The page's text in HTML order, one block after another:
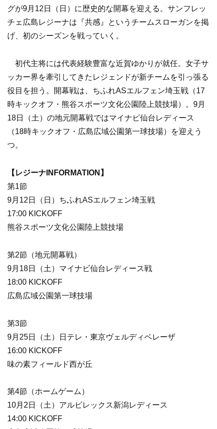
グが9月12日（日）に歴史的な開幕を迎える。サンフレッ
チェ広島レジーナは『共感』というチームスローガンを掲
げ、初のシーズンを戦っていく。
初代主将には代表経験豊富な近賀ゆかりが就任。女子サ
ッカー界を牽引してきたレジェンドが新チームを引っ張る
役目を担う。開幕戦は、ちふれASエルフェン埼玉戦（17
時キックオフ・熊谷スポーツ文化公園陸上競技場）。9月
18日（土）の地元開幕戦ではマイナビ仙台レディース
（18時キックオフ・広島広域公園第一球技場）を迎えう
つ。
【レジーナINFORMATION】
第1節
9月12日（日）ちふれASエルフェン埼玉戦
17:00 KICKOFF
熊谷スポーツ文化公園陸上競技場
第2節（地元開幕戦）
9月18日（土）マイナビ仙台レディース戦
18:00 KICKOFF
広島広域公園第一球技場
第3節
9月25日（土）日テレ・東京ヴェルディベレーザ
16:00 KICKOFF
味の素フィールド西が丘
第4節（ホームゲーム）
10月2日（土）アルビレックス新潟レディース
14:00 KICKOFF